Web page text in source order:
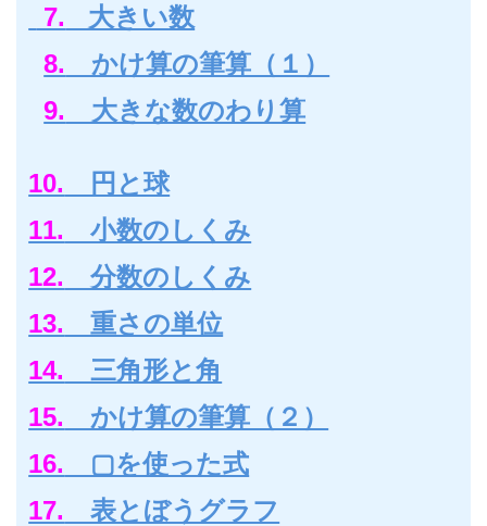
7. 大きい数
8. かけ算の筆算（１）
9. 大きな数のわり算
10. 円と球
11. 小数のしくみ
12. 分数のしくみ
13. 重さの単位
14. 三角形と角
15. かけ算の筆算（２）
16. ▢を使った式
17. 表とぼうグラフ